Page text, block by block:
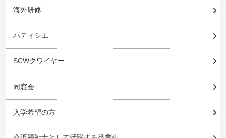
海外研修
パティシエ
SCWクワイヤー
同窓会
入学希望の方